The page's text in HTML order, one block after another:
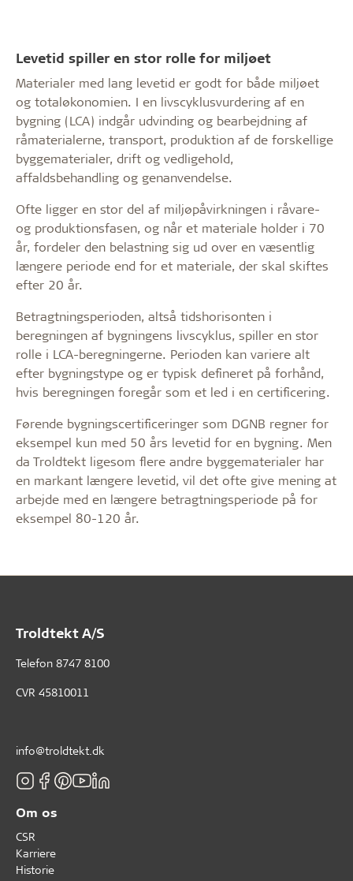
Levetid spiller en stor rolle for miljøet
Materialer med lang levetid er godt for både miljøet
og totaløkonomien. I en livscyklusvurdering af en
bygning (LCA) indgår udvinding og bearbejdning af
råmaterialerne, transport, produktion af de forskellige
byggematerialer, drift og vedligehold,
affaldsbehandling og genanvendelse.
Ofte ligger en stor del af miljøpåvirkningen i råvare-
og produktionsfasen, og når et materiale holder i 70
år, fordeler den belastning sig ud over en væsentlig
længere periode end for et materiale, der skal skiftes
efter 20 år.
Betragtningsperioden, altså tidshorisonten i
beregningen af bygningens livscyklus, spiller en stor
rolle i LCA-beregningerne. Perioden kan variere alt
efter bygningstype og er typisk defineret på forhånd,
hvis beregningen foregår som et led i en certificering.
Førende bygningscertificeringer som DGNB regner for
eksempel kun med 50 års levetid for en bygning. Men
da Troldtekt ligesom flere andre byggematerialer har
en markant længere levetid, vil det ofte give mening at
arbejde med en længere betragtningsperiode på for
eksempel 80-120 år.
Troldtekt A/S
Telefon 8747 8100
CVR 45810011
info@troldtekt.dk
Om os
CSR
Karriere
Historie